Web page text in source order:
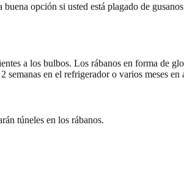
opción si usted está plagado de
a los bulbos. Los rábanos en forma de
en el refrigerador o varios meses
túneles en los rábanos.